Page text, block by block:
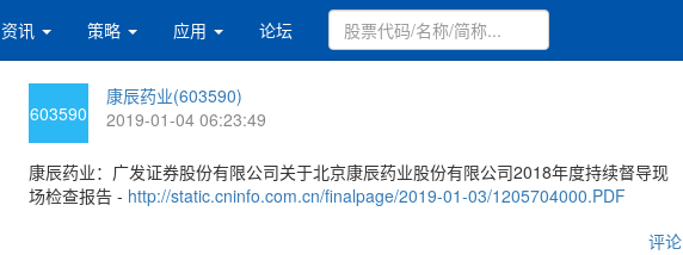
资讯 策略 应用 论坛
603590
康辰药业(603590)
2019-01-04 06:23:49
康辰药业：广发证券股份有限公司关于北京康辰药业股份有限公司2018年度持续督导现
场检查报告 - http://static.cninfo.com.cn/finalpage/2019-01-03/1205704000.PDF
评论